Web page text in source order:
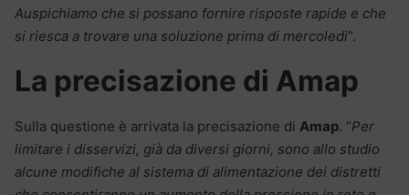
Auspichiamo che si possano fornire risposte rapide e che
si riesca a trovare una soluzione prima di mercoledì”.
La precisazione di Amap
Sulla questione è arrivata la precisazione di Amap. “Per
limitare i disservizi, già da diversi giorni, sono allo studio
alcune modifiche al sistema di alimentazione dei distretti